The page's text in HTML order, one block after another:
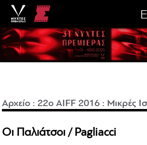
Αρχείο :22o AIFF 2016 : Μικρές
Οι Παλιάτσοι / Pagliacci